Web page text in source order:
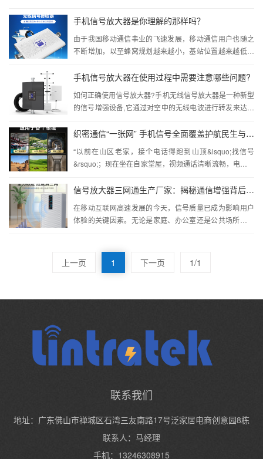
无线通信的阴影效应，移...
手机信号放大器是你理解的那样吗？
由于我国移动通信事业的飞速发展，移动通信用户也随之
不断增加，以至蜂窝规划越来越小，基站位置越来越低；
于无线传播的阴影效应，在这...
手机信号放大器在使用过程中需要注意哪些问题?
如何正确使用信号放大器?手机无线信号放大器是一种新型
的信号增强设备,它通过对空中的无线电波进行转发来达到
特殊场合...
织密通信“一张网” 手机信号全面覆盖护航民生与发展
“以前在山区老家，接个电话得跑到山顶&lsquo;找信号
&rsquo;；现在坐在自家堂屋，视频通话清晰流畅，电商直
着满格...
信号放大器三网通生产厂家：揭秘通信增强背后的技术力量
在移动互联网高速发展的今天，信号质量已成为影响用户
体验的关键因素。无论是家庭、办公室还是公共场所，弱
上一页 1 下一页 1/1
联系我们
地址：广东佛山市禅城区石湾三友南路17号泛家居电商创意园8栋
联系人：马经理
手机：13246308915